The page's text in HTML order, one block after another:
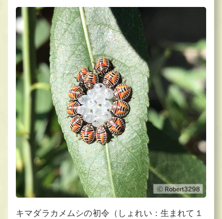
キマダラカメムシの初令（しょれい：生まれて１